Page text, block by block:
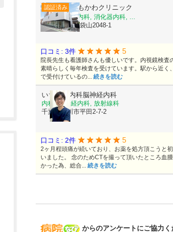
病院なび
からのアンケートにご協力く
認証済み しもかわクリニック
内科, 脳神経内科, 消化器内科, ...
埼玉県越谷市袋山2048-1
口コミ: 3件 5
院長先生も看護師さんも優しいです。内視鏡検査
素晴らしく毎年検査を受けています。駅から近く
で受付けているの... 続きを読む
いちかわ内科脳神経内科
内科, 脳神経内科, 放射線科
千葉県市川市平田2-7-2
口コミ: 2件 5
2ヶ月程頭痛が続いており、お薬を処方頂こうと
いました。 念のためCTを撮って頂いたところ血
かった為、総合... 続きを読む